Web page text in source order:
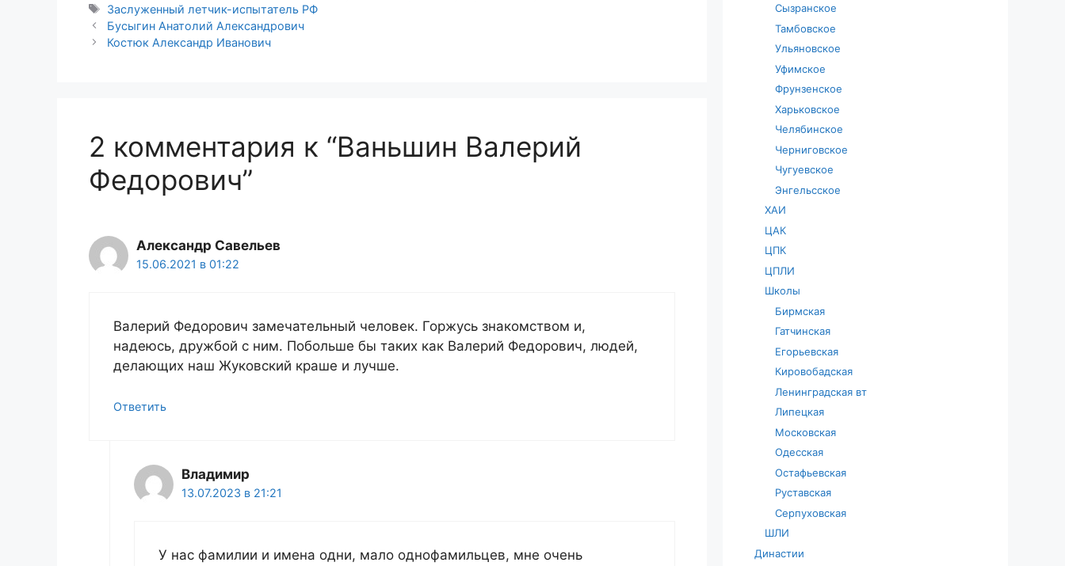
Метки
Заслуженный летчик-испытатель РФ
Бусыгин Анатолий Александрович
Костюк Александр Иванович
2 комментария к “Ваньшин Валерий
Федорович”
Александр Савельев
15.06.2021 в 01:22
Валерий Федорович замечательный человек. Горжусь знакомством и,
надеюсь, дружбой с ним. Побольше бы таких как Валерий Федорович, людей,
делающих наш Жуковский краше и лучше.
Ответить
Владимир
13.07.2023 в 21:21
У нас фамилии и имена одни, мало однофамильцев, мне очень
Сызранское
Тамбовское
Ульяновское
Уфимское
Фрунзенское
Харьковское
Челябинское
Черниговское
Чугуевское
Энгельсское
ХАИ
ЦАК
ЦПК
ЦПЛИ
Школы
Бирмская
Гатчинская
Егорьевская
Кировобадская
Ленинградская вт
Липецкая
Московская
Одесская
Остафьевская
Руставская
Серпуховская
ШЛИ
Династии